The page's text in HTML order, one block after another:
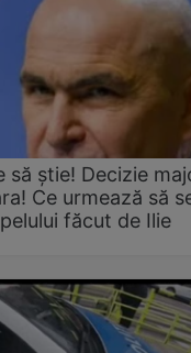
știe! Decizie
Ce urmează să
făcut de Ilie